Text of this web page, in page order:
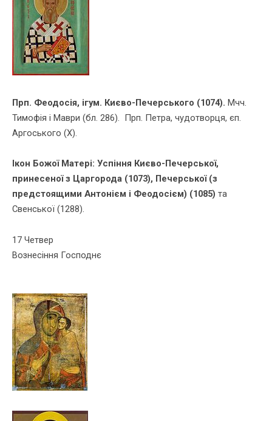
Прп. Феодосiя, iгум. Києво-Печерського (1074). Мчч.
Тимофiя i Маври (бл. 286). Прп. Петра, чудотворця, єп.
Аргоського (Х).
Ікон Божої Матерi: Ус­піння Києво-Печерської,
принесеної з Царгорода (1073), Печерської (з
предстоящими Антонiєм i Феодосiєм) (1085) та
Свенської (1288).
17 Четвер
Вознесіння Господнє